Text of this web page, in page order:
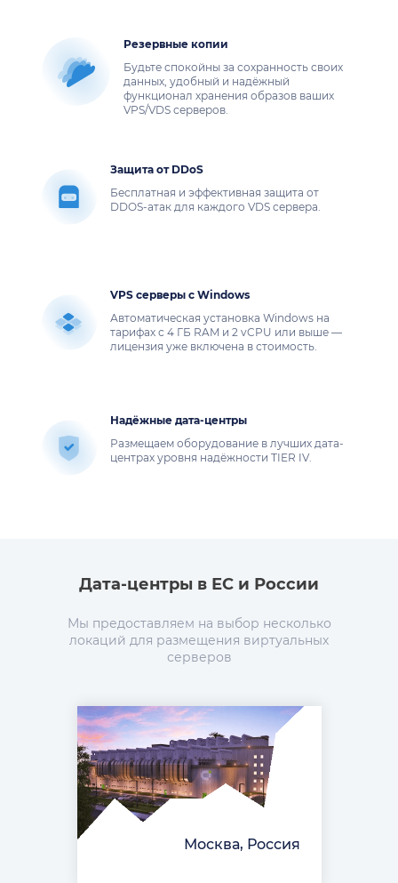
Резервные копии
Будьте спокойны за сохранность своих
данных, удобный и надёжный
функционал хранения образов ваших
VPS/VDS серверов.
Защита от DDoS
Бесплатная и эффективная защита от
DDOS-атак для каждого VDS сервера.
VPS cерверы с Windows
Автоматическая установка Windows на
тарифах с 4 ГБ RAM и 2 vCPU или выше —
лицензия уже включена в стоимость.
Надёжные дата-центры
Размещаем оборудование в лучших дата-
центрах уровня надёжности TIER IV.
Дата-центры в ЕС и России
Мы предоставляем на выбор несколько
локаций для размещения виртуальных
серверов
Москва, Россия